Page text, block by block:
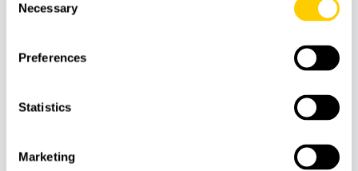
Selection
Necessary
Preferences
Statistics
Marketing
Meeting Point